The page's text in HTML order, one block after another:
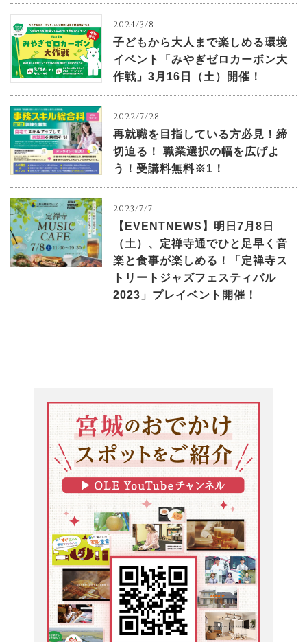
2024/3/8
子どもから大人まで楽しめる環境
イベント「みやぎゼロカーボン大
作戦」3月16日（土）開催！
2022/7/28
再就職を目指している方必見！締
切迫る！ 職業選択の幅を広げよ
う！受講料無料※1！
2023/7/7
【EVENTNEWS】明日7月8日
（土）、定禅寺通でひと足早く音
楽と食事が楽しめる！「定禅寺ス
トリートジャズフェスティバル
2023」プレイベント開催！